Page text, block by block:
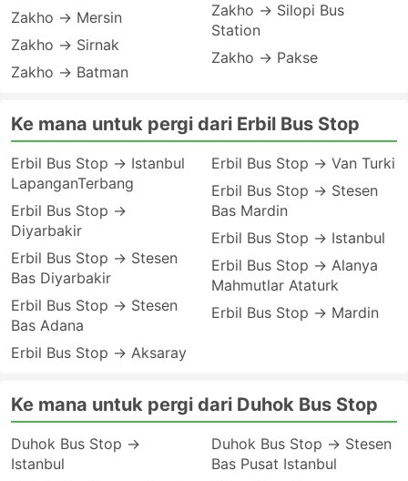
Zakho → Mersin
Zakho → Sirnak
Zakho → Batman
Zakho → Silopi Bus
Station
Zakho → Pakse
Ke mana untuk pergi dari Erbil Bus Stop
Erbil Bus Stop → Istanbul
LapanganTerbang
Erbil Bus Stop →
Diyarbakir
Erbil Bus Stop → Stesen
Bas Diyarbakir
Erbil Bus Stop → Stesen
Bas Adana
Erbil Bus Stop → Aksaray
Erbil Bus Stop → Van Turki
Erbil Bus Stop → Stesen
Bas Mardin
Erbil Bus Stop → Istanbul
Erbil Bus Stop → Alanya
Mahmutlar Ataturk
Erbil Bus Stop → Mardin
Ke mana untuk pergi dari Duhok Bus Stop
Duhok Bus Stop →
Istanbul
Duhok Bus Stop → Stesen
Bas Pusat Istanbul